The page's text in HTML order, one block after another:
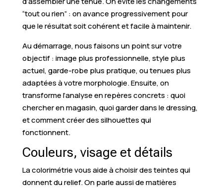
“tout ou rien” : on avance progressivement pour
que le résultat soit cohérent et facile à maintenir.
Au démarrage, nous faisons un point sur votre
objectif : image plus professionnelle, style plus
actuel, garde-robe plus pratique, ou tenues plus
adaptées à votre morphologie. Ensuite, on
transforme l’analyse en repères concrets : quoi
chercher en magasin, quoi garder dans le dressing,
et comment créer des silhouettes qui
fonctionnent.
Couleurs, visage et détails
La colorimétrie vous aide à choisir des teintes qui
donnent du relief. On parle aussi de matières